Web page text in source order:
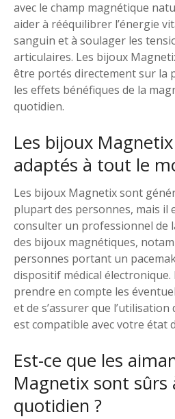
avec le champ magnétique
aider à rééquilibrer l’énergie
sanguin et à soulager les
articulaires. Les bijoux
être portés directement sur la
les effets bénéfiques de la
quotidien.
Les bijoux
adaptés à tout le
Les bijoux Magnetix sont
plupart des personnes, mais il
consulter un professionnel de
des bijoux magnétiques,
personnes portant un
dispositif médical
prendre en compte les
et de s’assurer que
est compatible avec votre état
Est-ce que les
Magnetix sont sûrs
quotidien ?